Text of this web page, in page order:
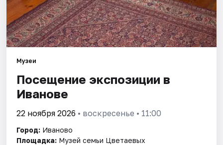
Музеи
Посещение экспозиции в
Иванове
22 ноября 2026 • воскресенье • 11:00
Город: Иваново
Площадка: Музей семьи Цветаевых